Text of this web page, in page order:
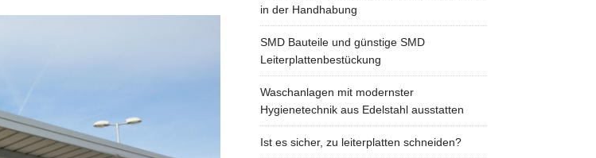
in der Handhabung
SMD Bauteile und günstige SMD
Leiterplattenbestückung
Waschanlagen mit modernster
Hygienetechnik aus Edelstahl ausstatten
Ist es sicher, zu leiterplatten schneiden?